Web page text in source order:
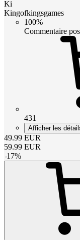
Ki
Kingofkingsgames
100%
Commentaire
431
Afficher les
49.99 EUR
59.99 EUR
-17%